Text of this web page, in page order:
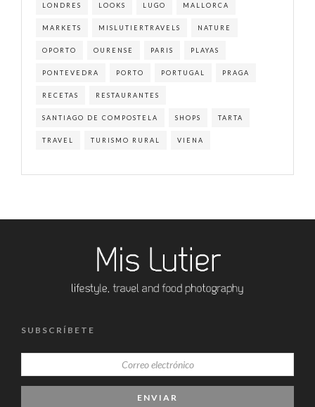
LONDRES LOOKS LUGO MALLORCA
MARKETS MISLUTIERTRAVELS NATURE
OPORTO OURENSE PARIS PLAYAS
PONTEVEDRA PORTO PORTUGAL PRAGA
RECETAS RESTAURANTES
SANTIAGO DE COMPOSTELA SHOPS TARTA
TRAVEL TURISMO RURAL VIENA
SUBSCRÍBETE